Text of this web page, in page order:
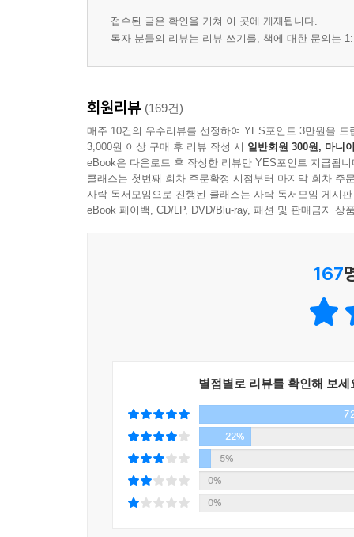
접수된 글은 확인을 거쳐 이 곳에 게재됩니다.
독자 분들의 리뷰는 리뷰 쓰기를, 책에 대한 문의는
회원리뷰 (169건)
매주 10건의 우수리뷰를 선정하여 YES포인트 3만원을 드
3,000원 이상 구매 후 리뷰 작성 시 일반회원 300원, 마니
eBook은 다운로드 후 작성한 리뷰만 YES포인트 지급됩니
클래스는 첫번째 회차 주문확정 시점부터 마지막 회차 주
사락 독서모임으로 진행된 클래스는 사락 독서모임 게시
eBook 페이백, CD/LP, DVD/Blu-ray, 패션 및 판매금지 상
167
별점별로 리뷰를 확인해 보세
22%
5%
0%
0%